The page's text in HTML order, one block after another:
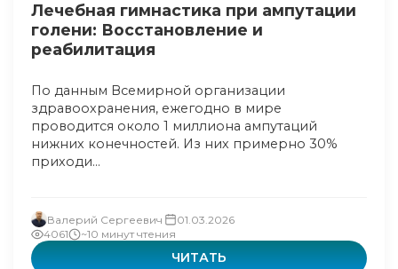
Лечебная гимнастика при ампутации
голени: Восстановление и
реабилитация
По данным Всемирной организации
здравоохранения, ежегодно в мире
проводится около 1 миллиона ампутаций
нижних конечностей. Из них примерно 30%
приходи...
Валерий Сергеевич
01.03.2026
4061
~10 минут чтения
ЧИТАТЬ